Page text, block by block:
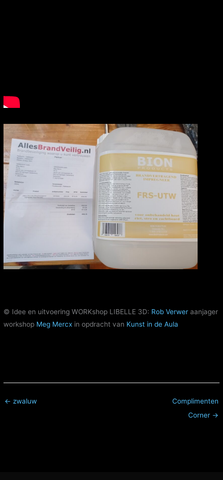
© Idee en uitvoering WORKshop LIBELLE 3D: Rob Verwer aanjager
workshop Meg Mercx in opdracht van Kunst in de Aula
← zwaluw
Complimenten
Corner →